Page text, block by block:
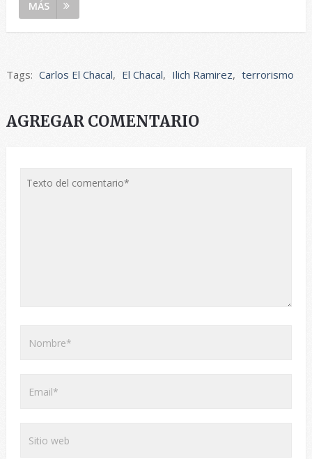
MÁS
Tags: Carlos El Chacal, El Chacal, Ilich Ramirez, terrorismo
AGREGAR COMENTARIO